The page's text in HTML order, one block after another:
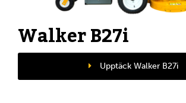
Walker B27i
Upptäck Walker B27i